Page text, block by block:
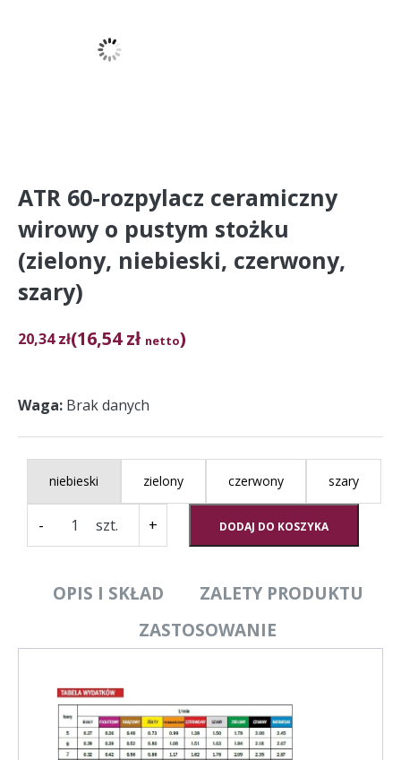
ATR 60-rozpylacz ceramiczny
wirowy o pustym stożku
(zielony, niebieski, czerwony,
szary)
20,34zł(16,54 zł netto)
Waga Brak danych
niebieski zielony czerwony szary
-
ATR
60-
ceramiczny
pustym
(zielony,
niebieski,
czerwony,
szary)
+ DODAJ DO KOSZYKA
OPIS I SKŁAD
ZALETY PRODUKTU
ZASTOSOWANIE